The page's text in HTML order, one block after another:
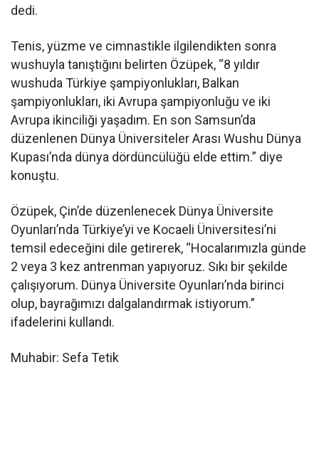
dedi.
Tenis, yüzme ve cimnastikle ilgilendikten sonra
wushuyla tanıştığını belirten Özüpek, “8 yıldır
wushuda Türkiye şampiyonlukları, Balkan
şampiyonlukları, iki Avrupa şampiyonluğu ve iki
Avrupa ikinciliği yaşadım. En son Samsun’da
düzenlenen Dünya Üniversiteler Arası Wushu Dünya
Kupası’nda dünya dördüncülüğü elde ettim.” diye
konuştu.
Özüpek, Çin’de düzenlenecek Dünya Üniversite
Oyunları’nda Türkiye’yi ve Kocaeli Üniversitesi’ni
temsil edeceğini dile getirerek, “Hocalarımızla günde
2 veya 3 kez antrenman yapıyoruz. Sıkı bir şekilde
çalışıyorum. Dünya Üniversite Oyunları’nda birinci
olup, bayrağımızı dalgalandırmak istiyorum.”
ifadelerini kullandı.
Muhabir: Sefa Tetik